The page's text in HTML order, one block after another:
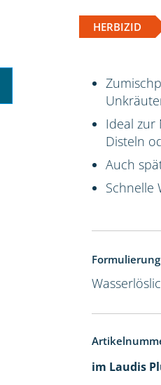
HERBIZID
Ideal zur
Disteln
Auch
Schnelle
Formulierung
im Laudis